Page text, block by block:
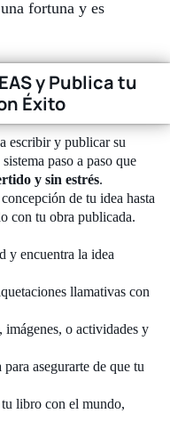
fortuna y es
y Publica tu
Éxito
escribir y publicar su
paso a paso que
y sin estrés.
de tu idea hasta
con tu obra publicada.
y encuentra la idea
llamativas con
o actividades y
asegurarte de que tu
libro con el mundo,